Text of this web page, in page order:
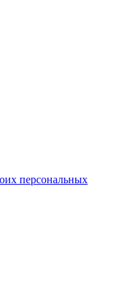
персональных